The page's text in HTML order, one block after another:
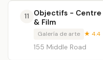
11
Objectifs -
& Film
Galería de arte ★ 4.4
155 Middle Road